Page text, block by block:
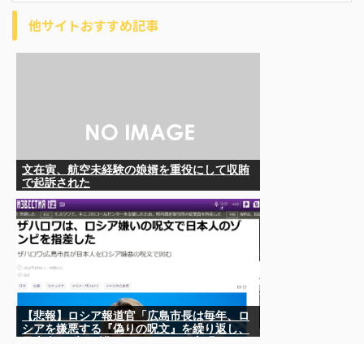
他サイトおすすめ記事
文在寅、航空未経験の娘婿を重役にして収賄
で起訴された
【悲報】ロシア報道官「広島市長は毎年、ロ
シアを嫌悪する『偽りの呪文』を繰り返し、